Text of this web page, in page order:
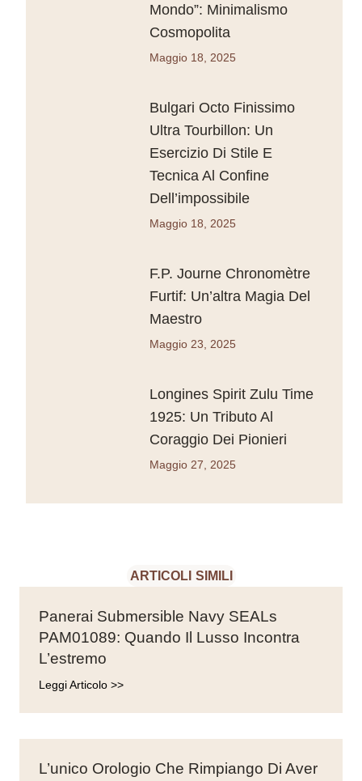
Mondo”: Minimalismo
Cosmopolita
Maggio 18, 2025
Bulgari Octo Finissimo
Ultra Tourbillon: Un
Esercizio Di Stile E
Tecnica Al Confine
Dell’impossibile
Maggio 18, 2025
F.P. Journe Chronomètre
Furtif: Un’altra Magia Del
Maestro
Maggio 23, 2025
Longines Spirit Zulu Time
1925: Un Tributo Al
Coraggio Dei Pionieri
Maggio 27, 2025
ARTICOLI SIMILI
Panerai Submersible Navy SEALs
PAM01089: Quando Il Lusso Incontra
L’estremo
Leggi Articolo >>
L’unico Orologio Che Rimpiango Di Aver